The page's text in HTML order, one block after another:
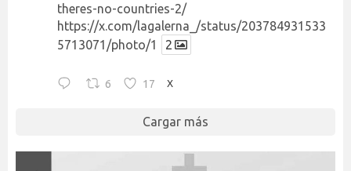
theres-no-countries-2/
https://x.com/lagalerna_/status/203784931533
5713071/photo/1
2
6 17 X
Cargar más